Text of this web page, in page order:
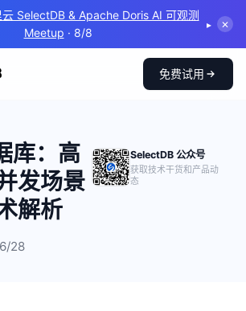
Summit 2026 | Powering Real-Time
for the Agentic Era
▸ ✕
免费试用
库：高
发场景
解析
28
SelectDB 公众号
获取技术干货和产品动
态